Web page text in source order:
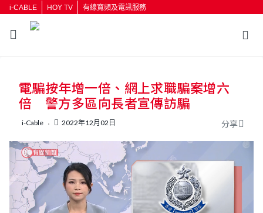
i-CABLE HOY TV 有線寬頻及電訊服務
按輸入鍵開始搜尋
電騙按年增一倍、網上求職騙案增六
倍 警方多區向長者宣傳訪騙
i-Cable 2022年12月02日 分享